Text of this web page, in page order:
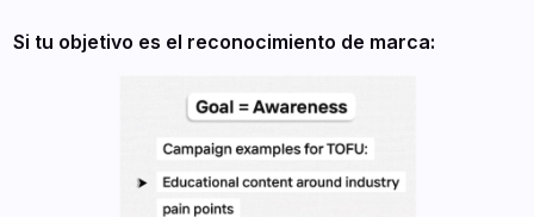
Si tu objetivo es el reconocimiento de marca: